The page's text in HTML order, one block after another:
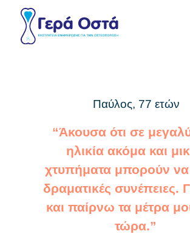
ΑΡΧΙΚΉ ΣΕΛΊΔΑ
ΟΣΤΕΟΠΌΡΩΣΗ
ΚΆΝΤΕ ΤΟ ΤΕΣΤ
ΔΙΑΤΡΟΦΉ
ΆΣΚΗΣΗ
ΣΠΊΤΙ
Παύλος, 77 ετών
“Άκουσα ότι σε
ηλικία ακόμα και
χτυπήματα μπορούν να
δραματικές συνέπειες.
και παίρνω τα μέτρα
τώρα.”